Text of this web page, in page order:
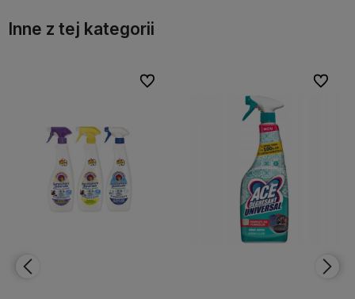
Inne z tej kategorii
Do ulubionych
Do ulubionych Do
Do